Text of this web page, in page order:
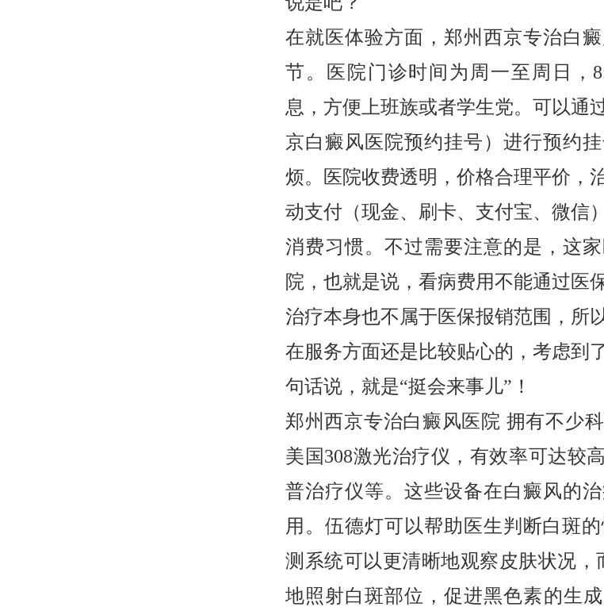
在就医体验方面，郑州西京专治白
节。医院门诊时间为周一至周日，
息，方便上班族或者学生党。可以通
京白癜风医院预约挂号）进行预约
烦。医院收费透明，价格合理平价，
动支付（现金、刷卡、支付宝、微信
消费习惯。不过需要注意的是，这
院，也就是说，看病费用不能通过医
治疗本身也不属于医保报销范围，所
在服务方面还是比较贴心的，考虑到
句话说，就是“挺会来事儿”！
郑州西京专治白癜风医院 拥有不少
美国308激光治疗仪，有效率可达较
普治疗仪等。这些设备在白癜风的
用。伍德灯可以帮助医生判断白斑
测系统可以更清晰地观察皮肤状况，
地照射白斑部位，促进黑色素的生